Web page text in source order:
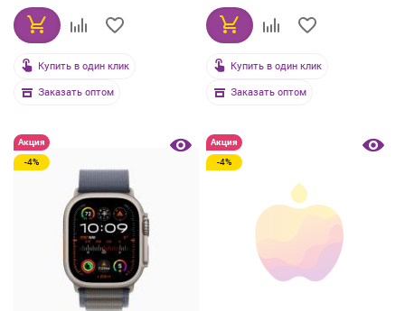
Купить в один клик
Заказать оптом
Купить в один клик
Заказать оптом
Акция
-4%
Акция
-4%